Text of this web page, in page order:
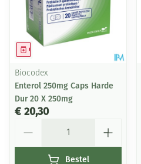
Geneesmiddel
Biocodex
Enterol 250mg Caps Harde
Dur 20 X 250mg
€ 20,30
Bestel